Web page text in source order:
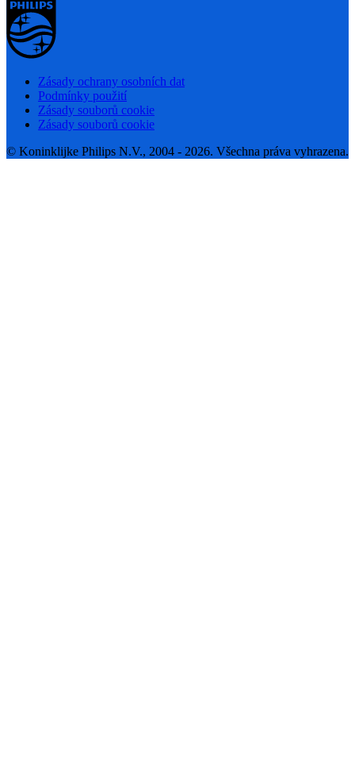
Zásady ochrany osobních dat
Podmínky použití
Zásady souborů cookie
Zásady souborů cookie
© Koninklijke Philips N.V., 2004 - 2026. Všechna práva vyhrazena.